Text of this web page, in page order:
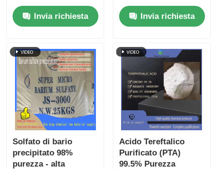
inerzia chimica per la
cura personale e
applicazioni
Invia richiesta
opacità per
rivestimenti, materie
plastiche e contrasto
Invia richiesta
Solfato di bario
precipitato 98%
purezza - alta
Acido Tereftalico
Purificato (PTA)
99.5% Purezza